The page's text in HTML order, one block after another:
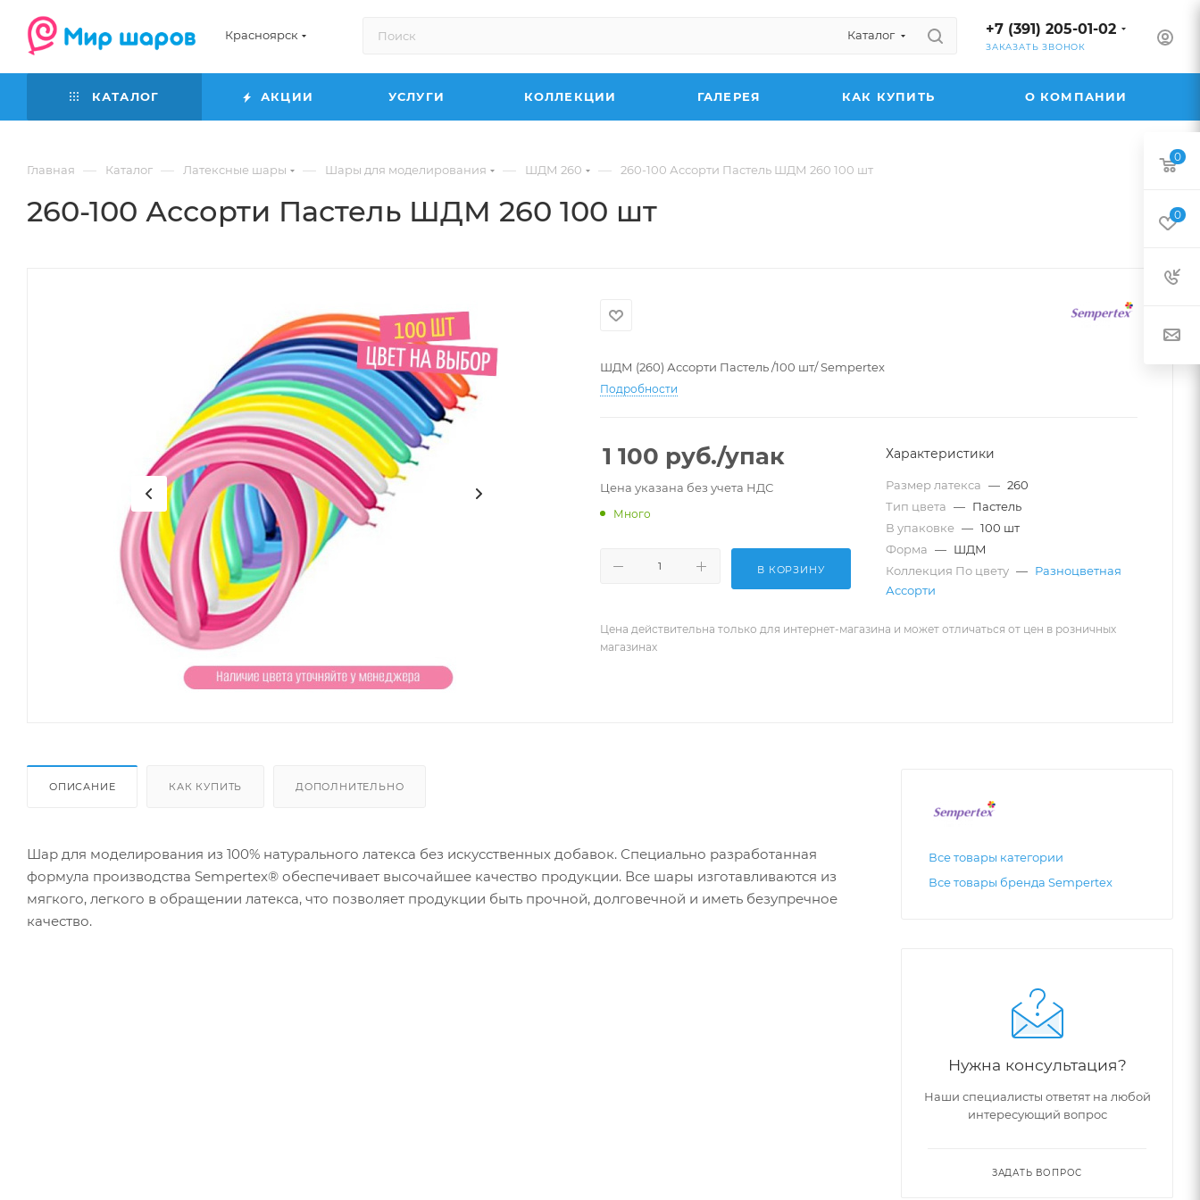
Красноярск Каталог +7 (391) 205-01-02
ЗАКАЗАТЬ ЗВОНОК
КАТАЛОГ АКЦИИ УСЛУГИ КОЛЛЕКЦИИ ГАЛЕРЕЯ КАК КУПИТЬ О КОМПАНИИ
Главная — Каталог — Латексные шары — Шары для моделирования — ШДМ 260 — 260-100 Ассорти Пастель ШДМ 260 100 шт
260-100 Ассорти Пастель ШДМ 260 100 шт
ШДМ (260) Ассорти Пастель /100 шт/ Sempertex
Подробности
1 100 руб./упак
Цена указана без учета НДС
Много
В КОРЗИНУ
Характеристики
Размер латекса — 260
Тип цвета — Пастель
В упаковке — 100 шт
Форма — ШДМ
Коллекция По цвету — Разноцветная
Ассорти
Цена действительна только для интернет-магазина и может отличаться от цен в розничных
магазинах
ОПИСАНИЕ КАК КУПИТЬ ДОПОЛНИТЕЛЬНО
Шар для моделирования из 100% натурального латекса без искусственных добавок. Специально разработанная
формула производства Sempertex® обеспечивает высочайшее качество продукции. Все шары изготавливаются из
мягкого, легкого в обращении латекса, что позволяет продукции быть прочной, долговечной и иметь безупречное
качество.
Все товары категории
Все товары бренда Sempertex
Нужна консультация?
Наши специалисты ответят на любой
интересующий вопрос
ЗАДАТЬ ВОПРОС
0
0